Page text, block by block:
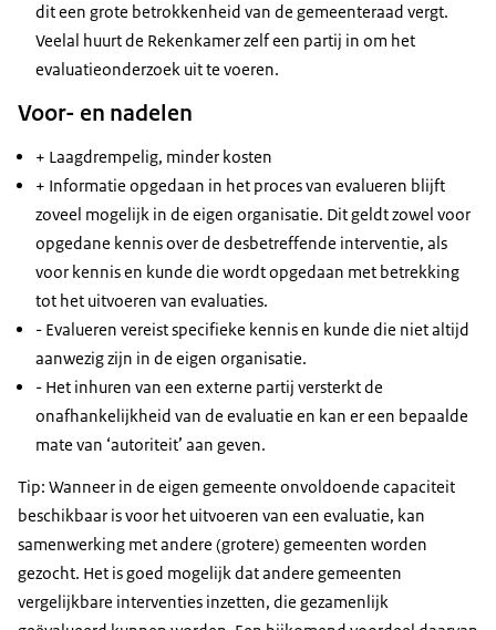
dit een grote betrokkenheid van de gemeenteraad vergt.
Veelal huurt de Rekenkamer zelf een partij in om het
evaluatieonderzoek uit te voeren.
Voor- en nadelen
+ Laagdrempelig, minder kosten
+ Informatie opgedaan in het proces van evalueren blijft
zoveel mogelijk in de eigen organisatie. Dit geldt zowel voor
opgedane kennis over de desbetreffende interventie, als
voor kennis en kunde die wordt opgedaan met betrekking
tot het uitvoeren van evaluaties.
- Evalueren vereist specifieke kennis en kunde die niet altijd
aanwezig zijn in de eigen organisatie.
- Het inhuren van een externe partij versterkt de
onafhankelijkheid van de evaluatie en kan er een bepaalde
mate van ‘autoriteit’ aan geven.
Tip: Wanneer in de eigen gemeente onvoldoende capaciteit
beschikbaar is voor het uitvoeren van een evaluatie, kan
samenwerking met andere (grotere) gemeenten worden
gezocht. Het is goed mogelijk dat andere gemeenten
vergelijkbare interventies inzetten, die gezamenlijk